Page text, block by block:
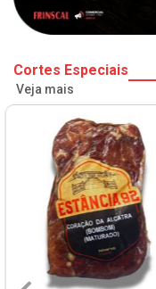
Cortes Especiais
Veja mais